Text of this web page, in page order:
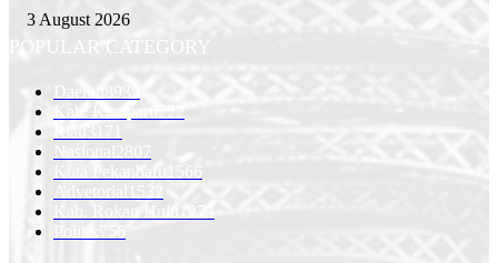
3 August 2026
POPULAR CATEGORY
Daerah
8939
Kab. Kampar 6222
Riau
Nasional 2807
Kota Pekanbaru
1566
Advetorial
1532
Kab. Rokan Hulu
1273
756